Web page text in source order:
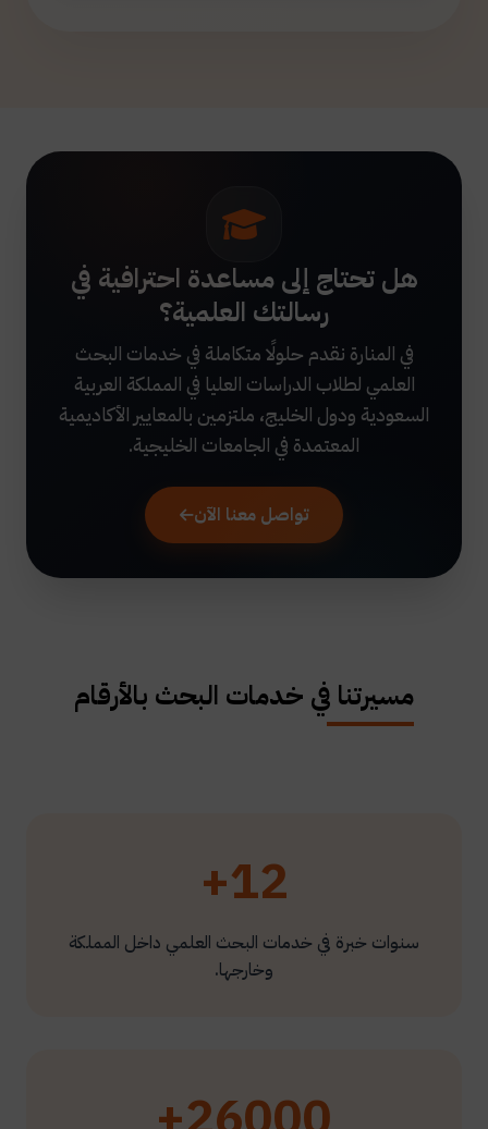
هل تحتاج إلى مساعدة احترافية في
رسالتك العلمية؟
في المنارة نقدم حلولًا متكاملة في خدمات البحث
العلمي لطلاب الدراسات العليا في المملكة العربية
السعودية ودول الخليج، ملتزمين بالمعايير الأكاديمية
المعتمدة في الجامعات الخليجية.
تواصل معنا الآن
مسيرتنا في خدمات البحث بالأرقام
12+
سنوات خبرة في خدمات البحث العلمي داخل المملكة
وخارجها.